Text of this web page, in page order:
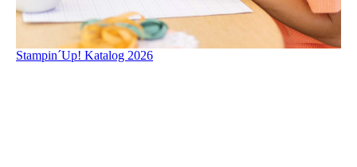
Stampin´Up! Katalog 2026